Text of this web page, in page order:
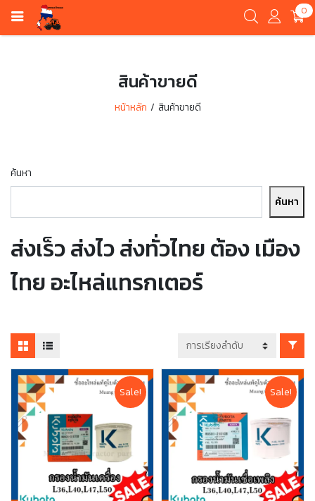
0
สินค้าขายดี
หน้าหลัก สินค้าขายดี
ค้นหา
ค้นหา
ส่งเร็ว ส่งไว ส่งทั่วไทย ต้อง เมือง
ไทย อะไหล่แทรกเตอร์
Sale! Sale!